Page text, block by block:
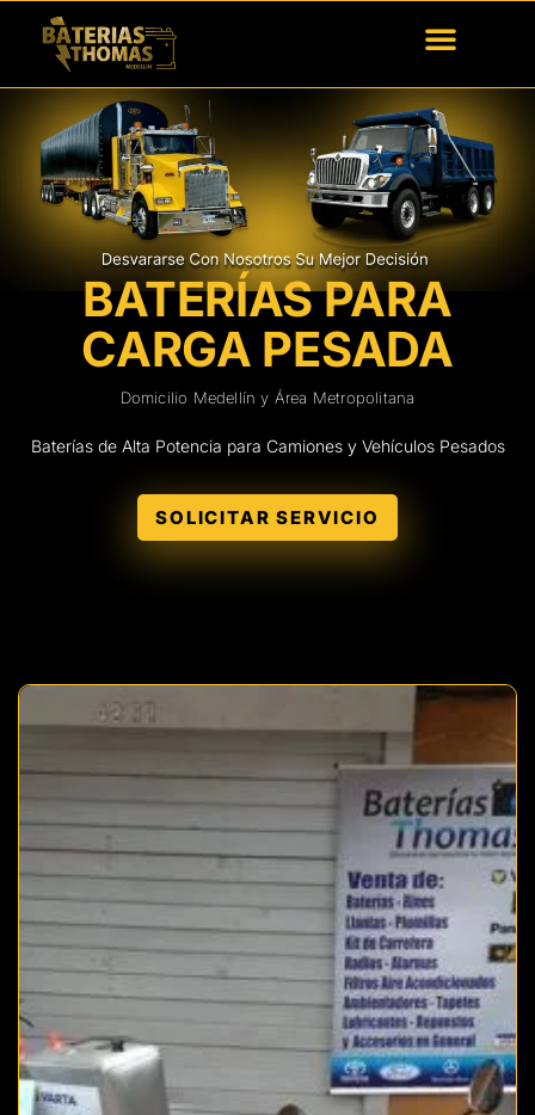
BATERÍAS PARA
CARGA PESADA
Domicilio Medellín y Área Metropolitana
Baterías de Alta Potencia para Camiones y Vehículos Pesados
SOLICITAR SERVICIO